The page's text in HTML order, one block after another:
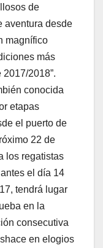
de
aventura desde
magnífico
más
2018”.
conocida
etapas
el puerto de
22 de
los regatistas
el día 14
tendrá lugar
en la
consecutiva
en elogios